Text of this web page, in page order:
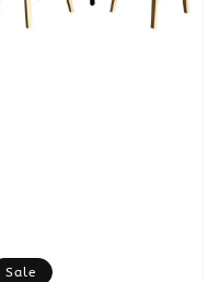
Sale